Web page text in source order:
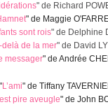
" de Richard
" de Maggie
sont rois"de Delphine
delà de la mer"de David
messager" de Andrée
"L’ami" de Tiffany
pire aveugle" de John